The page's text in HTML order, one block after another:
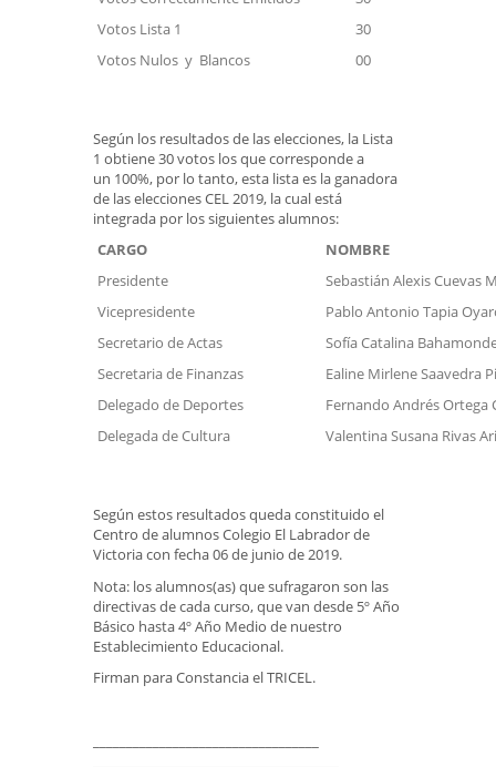
Votos Lista 1
30
Votos Nulos y Blancos
00
Según los resultados de las elecciones, la Lista
1 obtiene 30 votos los que corresponde a
un 100%, por lo tanto, esta lista es la ganadora
de las elecciones CEL 2019, la cual está
integrada por los siguientes alumnos:
CARGO
NOMBRE
Presidente
Sebastián Alexis Cuevas
Vicepresidente
Pablo Antonio Tapia
Secretario de Actas
Sofía Catalina
Secretaria de Finanzas
Ealine Mirlene Saavedra
Delegado de Deportes
Fernando Andrés Ortega
Delegada de Cultura
Valentina Susana Rivas
Según estos resultados queda constituido el
Centro de alumnos Colegio El Labrador de
Victoria con fecha 06 de junio de 2019.
Nota: los alumnos(as) que sufragaron son las
directivas de cada curso, que van desde 5º Año
Básico hasta 4º Año Medio de nuestro
Establecimiento Educacional.
Firman para Constancia el TRICEL.